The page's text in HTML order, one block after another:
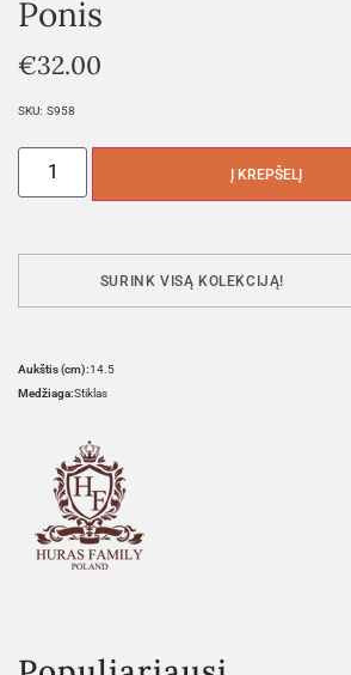
Ponis
€32.00
SKU: S958
Į KREPŠELĮ
SURINK VISĄ KOLEKCIJĄ!
Aukštis (cm):14.5
Medžiaga:Stiklas